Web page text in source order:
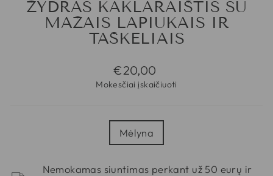
ŽYDRAS KAKLARAIŠTIS SU
MAŽAIS LAPIUKAIS IR
TAŠKELIAIS
Regular
price
€20,00
Mokesčiai įskaičiuoti
Mėlyna
Nemokamas siuntimas perkant už 50 eurų ir